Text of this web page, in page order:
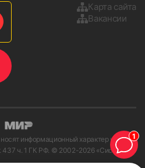
Карта сайта
Вакансии
информационный характер и не
437 ч. 1 ГК РФ. © 2002-2026 «Системы
1